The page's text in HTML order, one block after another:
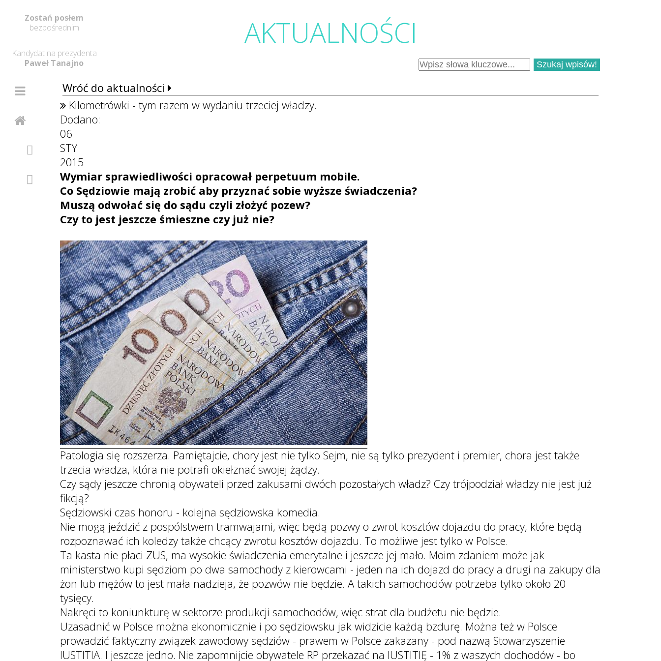
AKTUALNOŚCI
Wróć do aktualności
Kilometrówki - tym razem w wydaniu trzeciej władzy.
Dodano:
06
STY
2015
Wymiar sprawiedliwości opracował perpetuum mobile.
Co Sędziowie mają zrobić aby przyznać sobie wyższe świadczenia?
Muszą odwołać się do sądu czyli złożyć pozew?
Czy to jest jeszcze śmieszne czy już nie?
Patologia się rozszerza. Pamiętajcie, chory jest nie tylko Sejm, nie są tylko prezydent i premier, chora jest także
trzecia władza, która nie potrafi okiełznać swojej żądzy.
Czy sądy jeszcze chronią obywateli przed zakusami dwóch pozostałych władz? Czy trójpodział władzy nie jest już
fikcją?
Sędziowski czas honoru - kolejna sędziowska komedia.
Nie mogą jeździć z pospólstwem tramwajami, więc będą pozwy o zwrot kosztów dojazdu do pracy, które będą
rozpoznawać ich koledzy także chcący zwrotu kosztów dojazdu. To możliwe jest tylko w Polsce.
Ta kasta nie płaci ZUS, ma wysokie świadczenia emerytalne i jeszcze jej mało. Moim zdaniem może jak
ministerstwo kupi sędziom po dwa samochody z kierowcami - jeden na ich dojazd do pracy a drugi na zakupy dla
żon lub mężów to jest mała nadzieja, że pozwów nie będzie. A takich samochodów potrzeba tylko około 20
tysięcy.
Nakręci to koniunkturę w sektorze produkcji samochodów, więc strat dla budżetu nie będzie.
Uzasadnić w Polsce można ekonomicznie i po sędziowsku jak widzicie każdą bzdurę. Można też w Polsce
prowadzić faktyczny związek zawodowy sędziów - prawem w Polsce zakazany - pod nazwą Stowarzyszenie
IUSTITIA. I jeszcze jedno. Nie zapomnijcie obywatele RP przekazać na IUSTITIĘ - 1% z waszych dochodów - bo
Zostań posłem
bezpośrednim
Kandydat na prezydenta
Paweł Tanajno